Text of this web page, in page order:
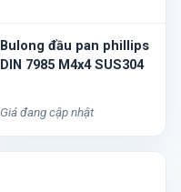
Bulong đầu pan phillips
DIN 7985 M4x4 SUS304
Giá đang cập nhật